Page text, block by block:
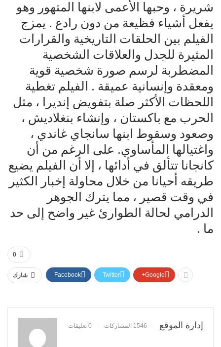
شريرة ، وحبها الأعمى لابنها المتهور وهو
يفعل أشياء فظيعة من دون رادع . يمزج
الفيلم بين الحلقات التاريخية والقرارات
المثيرة للجدل والعلاقات الشخصية
المضطربة لرسم صورة شخصية قوية
ومعقدة وإنسانية عميقة . الفيلم تغطية
اللحظات الأكثر صلة بتفويض إنديرا ، مثل
الحرب مع باكستان ، وإنشاء بنغلاديش ،
وصعود وسقوط ابنها سانجاي غاندي ،
واغتيالها المأساوي. على الرغم من أن
كانجانا تتألق في أدائها ، إلا أن الفيلم يضيع
طريقه أحيانا من خلال محاولة إخبار الكثير
في وقت قصير ، مما يترك الجوهر
الدرامي لحالة الطوارئ غير واضح إلى حد
ما .
0
شارك Facebook Twitter Google+
إدارة الموقع 1546 المشاركات 0 تعليقات